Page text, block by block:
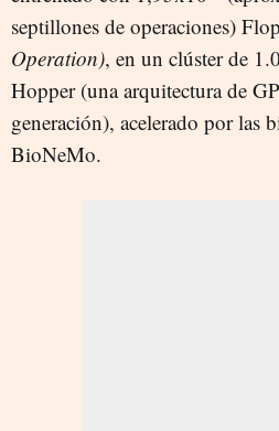
septillones de operaciones)
Operation), en un clúster de
Hopper (una arquitectura de
generación), acelerado por las
BioNeMo.